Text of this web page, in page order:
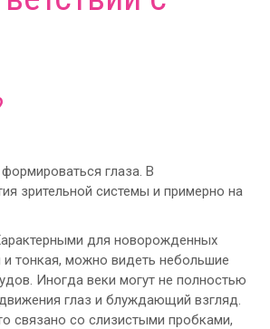
глаза. В
зрительной системы и примерно на
для новорожденных
и тонкая, можно видеть небольшие
Иногда веки могут не полностью
глаз и блуждающий взгляд.
связано со слизистыми пробками,